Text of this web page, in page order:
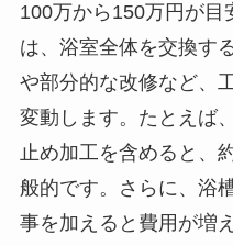
100万から150万円が目
は、浴室全体を交換す
や部分的な改修など、
変動します。たとえば
止め加工を含めると、
般的です。さらに、浴
事を加えると費用が増